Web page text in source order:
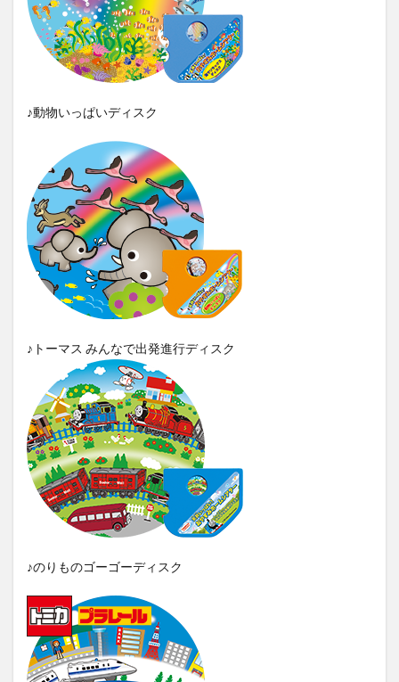
♪動物いっぱいディスク
♪トーマス みんなで出発進行ディスク
♪のりものゴーゴーディスク